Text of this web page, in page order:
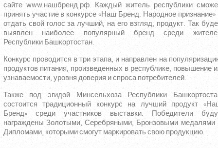
сайтеwww.нашбренд.рф. Каждый житель республики
принять участие в конкурсе «Наш Бренд. Народное признание»
отдать свой голос за лучший, на его взгляд, продукт. Так
выявлен наиболее популярный бренд среди
Республики Башкортостан.
Конкурс проводится в три этапа, и направлен на
продуктов питания, произведенных в республике, повышение
узнаваемости, уровня доверия и спроса потребителей.
Также под эгидой Минсельхоза Республики
состоится традиционный конкурс на лучший продукт
Бренд» среди участников выставки. Победители
награждены Золотыми, Серебряными, Бронзовыми медалями
Дипломами, которыми смогут маркировать свою продукцию.